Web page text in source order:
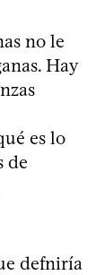
no le
Hay
es lo
de
defniría